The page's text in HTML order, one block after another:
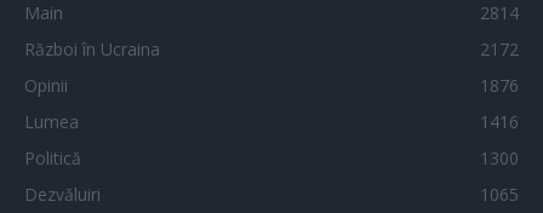
Main
2814
Război în Ucraina
2172
Opinii
1876
Lumea
1416
Politică
1300
Dezvăluiri
1065